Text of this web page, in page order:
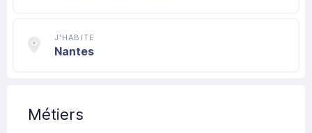
J'HABITE
Nantes
Métiers